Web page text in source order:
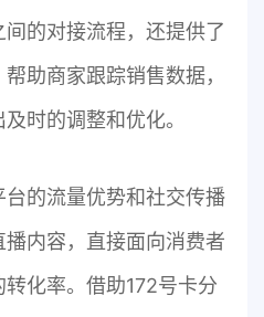
的对接流程，还提供了
助商家跟踪销售数据，
时的调整和优化。
的流量优势和社交传播
内容，直接面向消费者
化率。借助172号卡分